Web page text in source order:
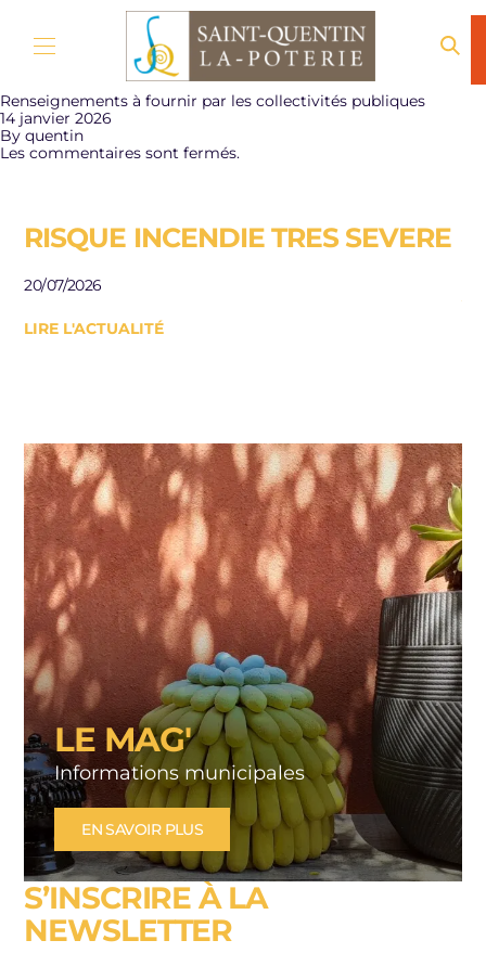
Renseignements à fournir par les collectivités publiques
14 janvier 2026
By quentin
Les commentaires sont fermés.
RISQUE INCENDIE TRES SEVERE
LIRE L'ACTUALITÉ
20/07/2026
LE MAG'
Informations municipales
EN SAVOIR PLUS
S’INSCRIRE À LA
NEWSLETTER